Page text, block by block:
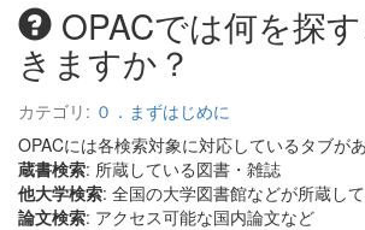
OPACでは何を探
きますか？
カテゴリ: ０．まずはじめに
OPACには各検索対象に対応しているタブが
蔵書検索: 所蔵している図書・雑誌
他大学検索: 全国の大学図書館などが所蔵し
論文検索: アクセス可能な国内論文など